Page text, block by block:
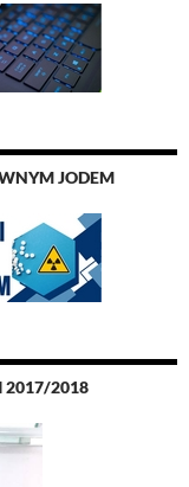
JODEM
2017/2018